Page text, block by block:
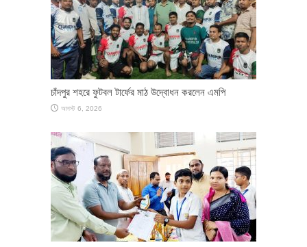
চাঁদপুর শহরে ফুটবল টার্ফের মাঠ উদ্বোধন করলেন এমপি
আগস্ট 6, 2026